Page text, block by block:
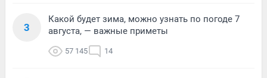
3
Какой будет зима, можно узнать по погоде 7
августа, — важные приметы
57 145 14